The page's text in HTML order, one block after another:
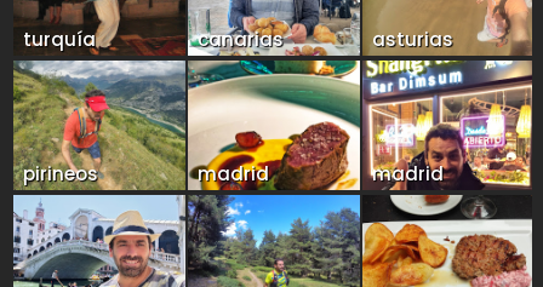
turquía
pirineos
canarias
madrid
asturias
madrid